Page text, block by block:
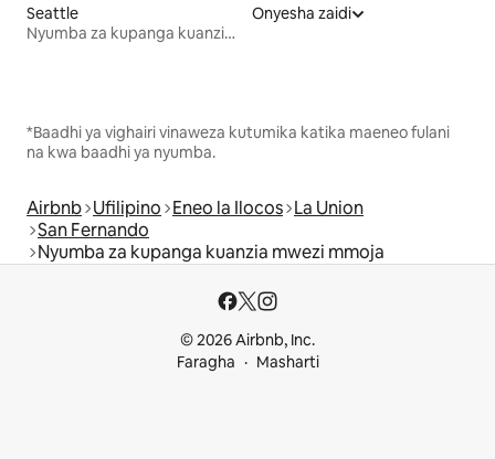
Seattle
Nyumba za kupanga kuanzia mwezi mmoja
Onyesha zaidi
*Baadhi ya vighairi vinaweza kutumika katika maeneo fulani
na kwa baadhi ya nyumba.
Airbnb Ufilipino Eneo la Ilocos La Union
San Fernando
Nyumba za kupanga kuanzia mwezi mmoja
© 2026 Airbnb, Inc.
Faragha
Masharti